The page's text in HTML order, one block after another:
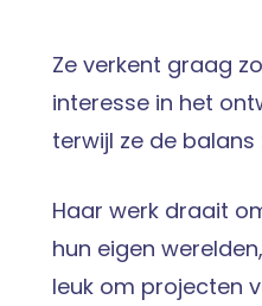
Ze verkent graag
interesse in het
terwijl ze de
Haar werk draait
hun eigen
leuk om projecten